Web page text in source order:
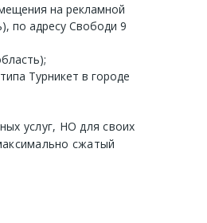
на рекламной
по адресу Свободи 9
Турникет в городе
услуг, НО для своих
сжатый